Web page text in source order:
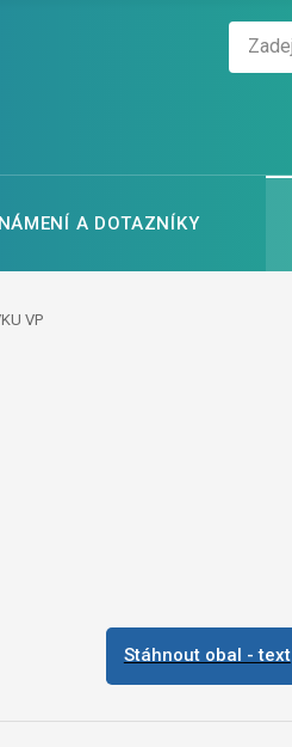
A DOTAZNÍKY
VP
Stáhnout obal - text